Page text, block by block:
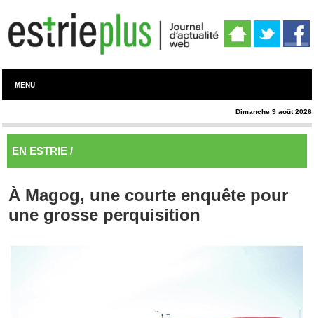
MENU
Dimanche 9 août 2026
EN ESTRIE /
À Magog, une courte enquête pour
une grosse perquisition